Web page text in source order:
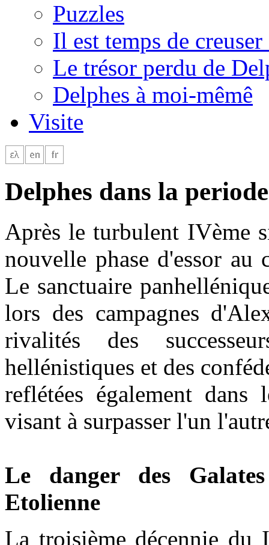
Puzzles
Il est temps de
Le trésor perdu de
Delphes à moi-mêmê
Visite
Delphes dans la
Après le turbulent IVème
nouvelle phase d'essor au
Le sanctuaire
lors des campagnes
rivalités des
hellénistiques et des
reflétées également dans
visant à surpasser l'un
Le danger des
Etolienne
La troisième décennie du